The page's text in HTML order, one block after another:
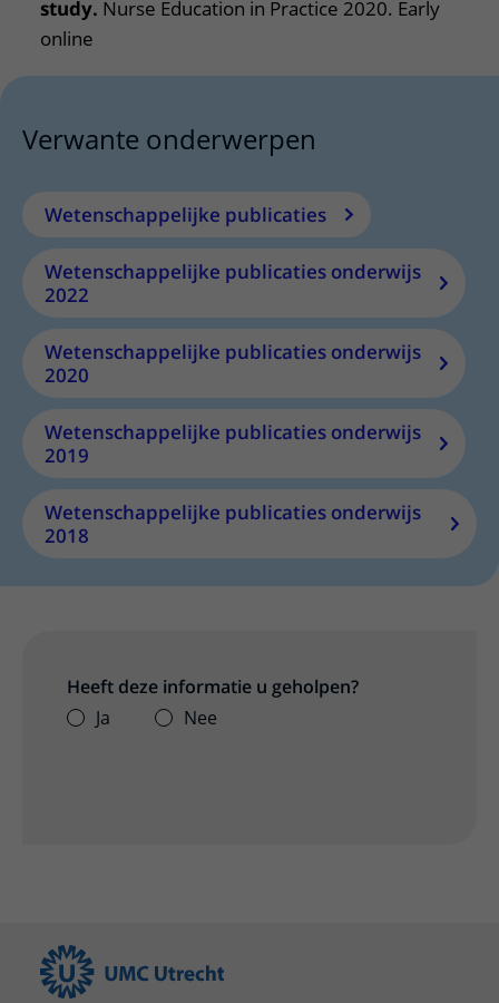
study. Nurse Education in Practice 2020. Early
online
Verwante onderwerpen
Wetenschappelijke publicaties
Wetenschappelijke publicaties onderwijs
2022
Wetenschappelijke publicaties onderwijs
2020
Wetenschappelijke publicaties onderwijs
2019
Wetenschappelijke publicaties onderwijs
2018
Heeft deze informatie u geholpen?
Ja
Nee